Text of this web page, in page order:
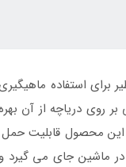
روی دریاچه از آن
این محصول قابلیت
ماشین جای می گیرد